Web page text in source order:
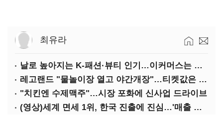
최유라
날로 높아지는 K-패션·뷰티 인기…이커머스는 역직구 키운다
레고랜드 "물놀이장 열고 야간개장"…티켓값은 동결
"치킨엔 수제맥주"…시장 포화에 신사업 드라이브
(영상)세계 면세 1위, 한국 진출에 진심…'매출 증빙' 물어봤다